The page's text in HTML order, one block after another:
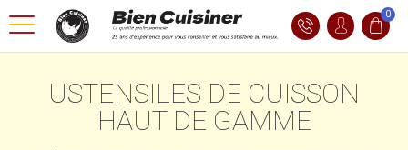
0
USTENSILES DE CUISSON
HAUT DE GAMME